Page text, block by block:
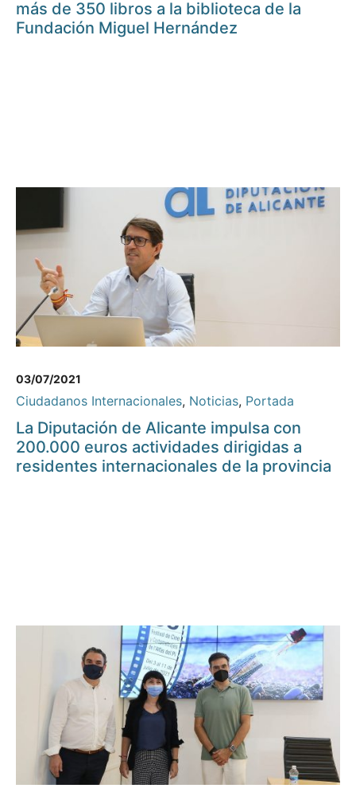
más de 350 libros a la biblioteca de la
Fundación Miguel Hernández
03/07/2021
Ciudadanos Internacionales, Noticias, Portada
La Diputación de Alicante impulsa con
200.000 euros actividades dirigidas a
residentes internacionales de la provincia